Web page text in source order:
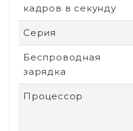
кадров в секунду
Серия
Беспроводная
зарядка
Процессор